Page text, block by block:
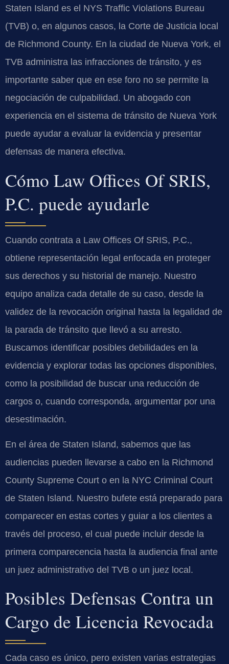
Staten Island es el NYS Traffic Violations Bureau
(TVB) o, en algunos casos, la Corte de Justicia local
de Richmond County. En la ciudad de Nueva York, el
TVB administra las infracciones de tránsito, y es
importante saber que en ese foro no se permite la
negociación de culpabilidad. Un abogado con
experiencia en el sistema de tránsito de Nueva York
puede ayudar a evaluar la evidencia y presentar
defensas de manera efectiva.
Cómo Law Offices Of SRIS,
P.C. puede ayudarle
Cuando contrata a Law Offices Of SRIS, P.C.,
obtiene representación legal enfocada en proteger
sus derechos y su historial de manejo. Nuestro
equipo analiza cada detalle de su caso, desde la
validez de la revocación original hasta la legalidad de
la parada de tránsito que llevó a su arresto.
Buscamos identificar posibles debilidades en la
evidencia y explorar todas las opciones disponibles,
como la posibilidad de buscar una reducción de
cargos o, cuando corresponda, argumentar por una
desestimación.
En el área de Staten Island, sabemos que las
audiencias pueden llevarse a cabo en la Richmond
County Supreme Court o en la NYC Criminal Court
de Staten Island. Nuestro bufete está preparado para
comparecer en estas cortes y guiar a los clientes a
través del proceso, el cual puede incluir desde la
primera comparecencia hasta la audiencia final ante
un juez administrativo del TVB o un juez local.
Posibles Defensas Contra un
Cargo de Licencia Revocada
Cada caso es único, pero existen varias estrategias